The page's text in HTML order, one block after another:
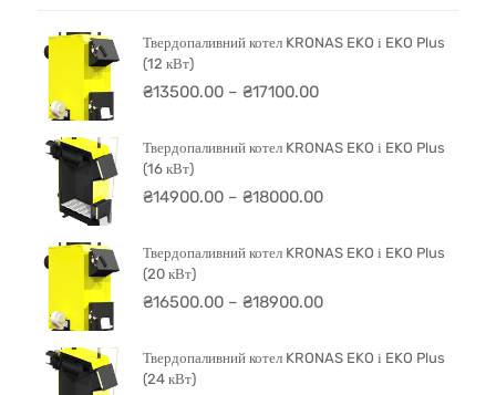
Твердопаливний котел KRONAS EKO і EKO Plus
(12 кВт)
₴13500.00 – ₴17100.00
Твердопаливний котел KRONAS EKO і EKO Plus
(16 кВт)
₴14900.00 – ₴18000.00
Твердопаливний котел KRONAS EKO і EKO Plus
(20 кВт)
₴16500.00 – ₴18900.00
Твердопаливний котел KRONAS EKO і EKO Plus
(24 кВт)